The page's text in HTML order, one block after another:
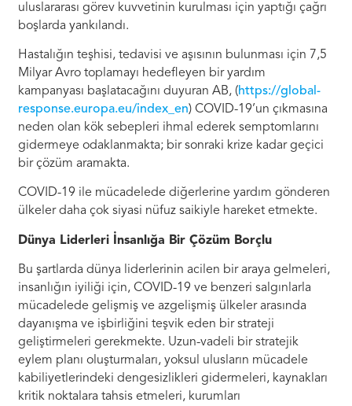
uluslararası görev kuvvetinin kurulması için yaptığı çağrı
boşlarda yankılandı.
Hastalığın teşhisi, tedavisi ve aşısının bulunması için 7,5
Milyar Avro toplamayı hedefleyen bir yardım
kampanyası başlatacağını duyuran AB, (https://global-
response.europa.eu/index_en) COVID-19’un çıkmasına
neden olan kök sebepleri ihmal ederek semptomlarını
gidermeye odaklanmakta; bir sonraki krize kadar geçici
bir çözüm aramakta.
COVID-19 ile mücadelede diğerlerine yardım gönderen
ülkeler daha çok siyasi nüfuz saikiyle hareket etmekte.
Dünya Liderleri İnsanlığa Bir Çözüm Borçlu
Bu şartlarda dünya liderlerinin acilen bir araya gelmeleri,
insanlığın iyiliği için, COVID-19 ve benzeri salgınlarla
mücadelede gelişmiş ve azgelişmiş ülkeler arasında
dayanışma ve işbirliğini teşvik eden bir strateji
geliştirmeleri gerekmekte. Uzun-vadeli bir stratejik
eylem planı oluşturmaları, yoksul ulusların mücadele
kabiliyetlerindeki dengesizlikleri gidermeleri, kaynakları
kritik noktalara tahsis etmeleri, kurumları